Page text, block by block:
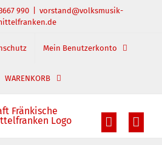
990
vorstand@volksmusik-
Mein Benutzerkonto
WARENKORB